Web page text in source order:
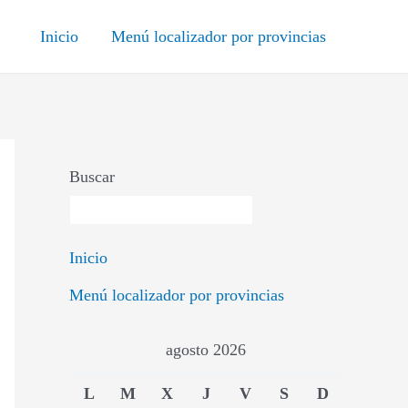
Inicio Menú localizador por provincias
Buscar
Inicio
Menú localizador por provincias
agosto 2026
L M X J V S D